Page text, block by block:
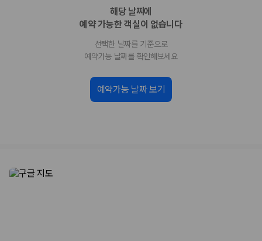
경차, 소형, 준중형, 중형, SUV, 승합차 등 여행
인원에 맞는 차종별 가격을 비교합니다.
제주공항 인수 조건 비교: 셔틀 이동, 인수 위치, 반납 편의성을 함께
비교 후 원하는 차량을 바로 예약할 수 있습니다.
제주렌트카 실시간 가격비교 바로가기
제주렌트카 최저가는 차량 기본요금만으로 판단하기 어렵습니다. 보험 포
해당 날짜에
예약 가능한 객실이 없습니다
선택한 날짜를 기준으로
예약가능 날짜를 확인해보세요
예약가능 날짜 보기